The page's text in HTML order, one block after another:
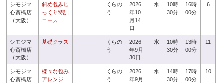
シモジマ
心斎橋店
（大阪）
斜め包みじ
っくり特訓
コース
くらの
う
2026
年10
月14
日
水
10時
30分
16時
00分
6
シモジマ
心斎橋店
（大阪）
基礎クラス
くらの
う
2026
年9月
30日
水
10時
30分
13時
00分
11
シモジマ
心斎橋店
様々な包み
アレンジ
くらの
う
2026
年9月
水
14時
30分
17時
00分
10